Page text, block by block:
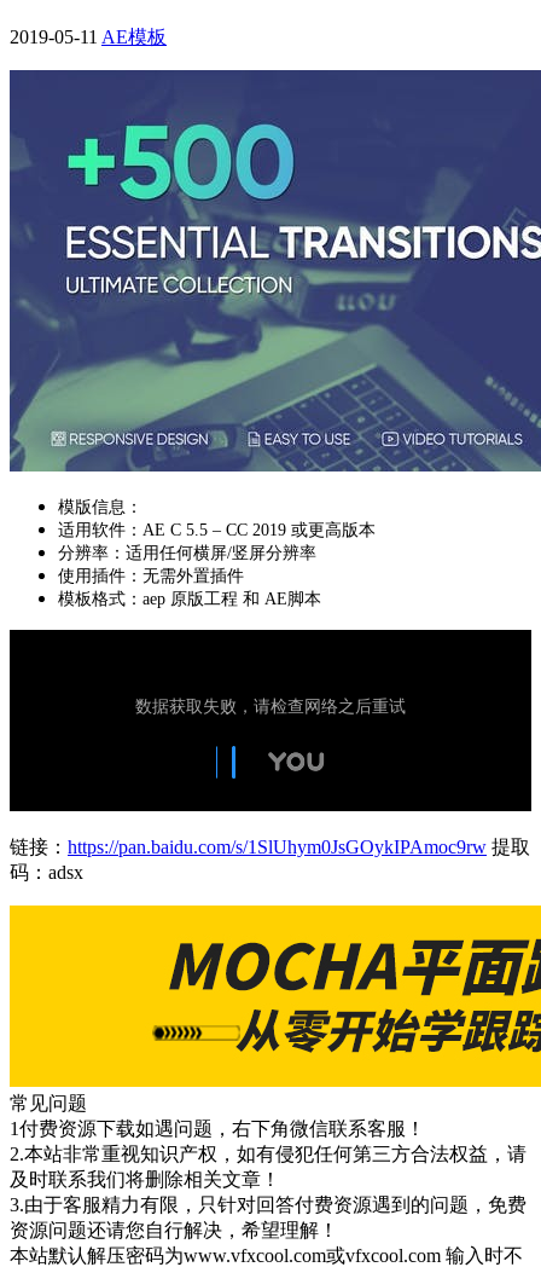
2019-05-11 AE模板
模版信息：
适用软件：AE C 5.5 – CC 2019 或更高版本
分辨率：适用任何横屏/竖屏分辨率
使用插件：无需外置插件
模板格式：aep 原版工程 和 AE脚本
链接： https://pan.baidu.com/s/1SlUhym0JsGOykIPAmoc9rw 提取
码：adsx
常见问题
1付费资源下载如遇问题，右下角微信联系客服！
2.本站非常重视知识产权，如有侵犯任何第三方合法权益，请
及时联系我们将删除相关文章！
3.由于客服精力有限，只针对回答付费资源遇到的问题，免费
资源问题还请您自行解决，希望理解！
本站默认解压密码为www.vfxcool.com或vfxcool.com 输入时不